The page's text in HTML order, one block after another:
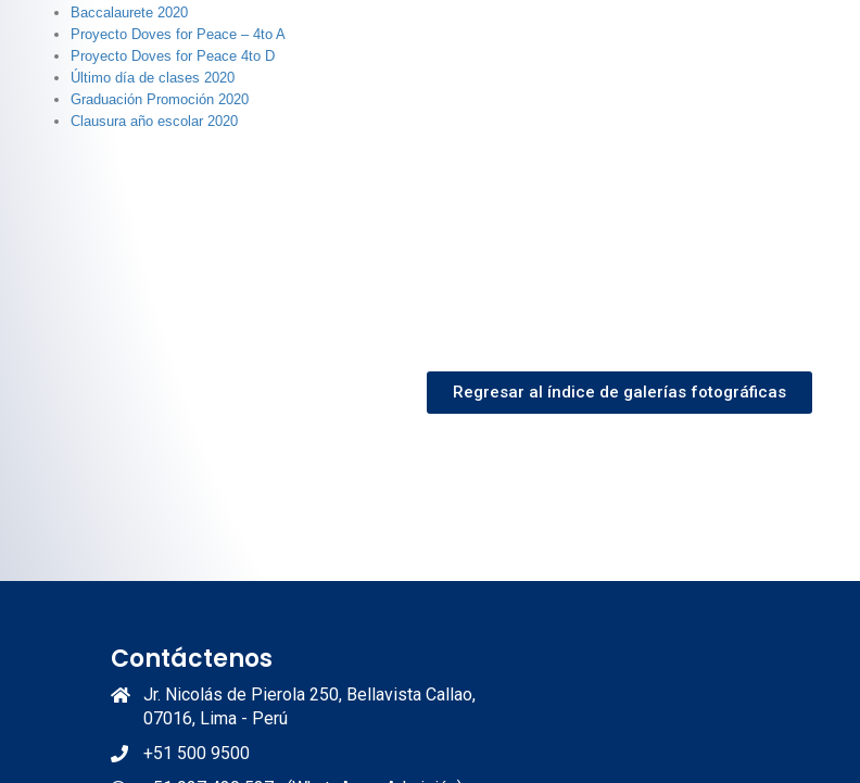
Baccalaurete 2020
Proyecto Doves for Peace – 4to A
Proyecto Doves for Peace 4to D
Último día de clases 2020
Graduación Promoción 2020
Clausura año escolar 2020
Regresar al índice de galerías fotográficas
Contáctenos
Jr. Nicolás de Pierola 250, Bellavista Callao,
07016, Lima - Perú
+51 500 9500